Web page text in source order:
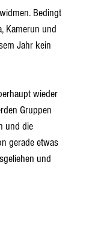
Bedingt
Kamerun und
Jahr kein
wieder
Gruppen
und die
gerade etwas
und